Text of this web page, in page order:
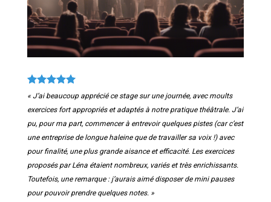
« J’ai beaucoup apprécié ce stage sur une journée, avec moults
exercices fort appropriés et adaptés à notre pratique théâtrale. J’ai
pu, pour ma part, commencer à entrevoir quelques pistes (car c’est
une entreprise de longue haleine que de travailler sa voix !) avec
pour finalité, une plus grande aisance et efficacité. Les exercices
proposés par Léna étaient nombreux, variés et très enrichissants.
Toutefois, une remarque : j’aurais aimé disposer de mini pauses
pour pouvoir prendre quelques notes. »